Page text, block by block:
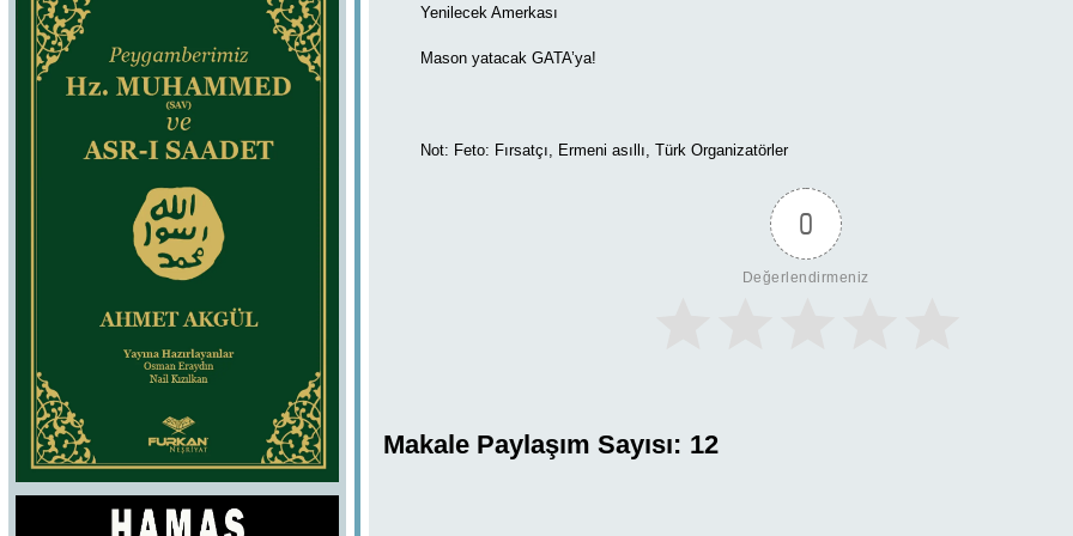
Yenilecek Amerkası
Mason yatacak GATA’ya!
Not: Feto: Fırsatçı, Ermeni asıllı, Türk Organizatörler
0
Değerlendirmeniz
Makale Paylaşım Sayısı: 12